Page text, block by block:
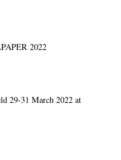
2022
29-31 March 2022 at